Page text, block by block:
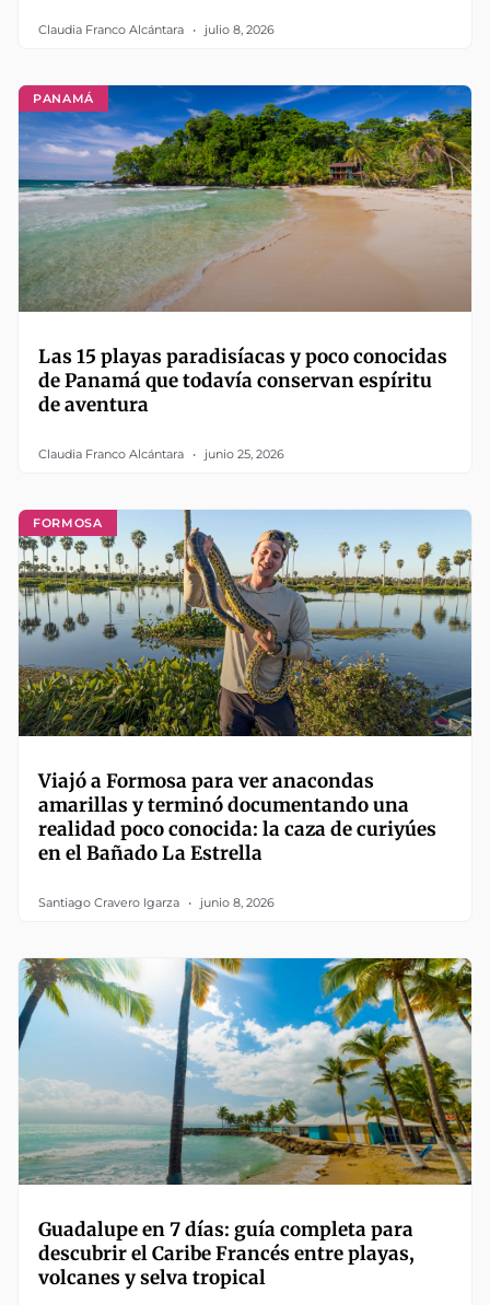
Claudia Franco Alcántara julio 8, 2026
PANAMÁ
Las 15 playas paradisíacas y poco conocidas
de Panamá que todavía conservan espíritu
de aventura
Claudia Franco Alcántara junio 25, 2026
FORMOSA
Viajó a Formosa para ver anacondas
amarillas y terminó documentando una
realidad poco conocida: la caza de curiyúes
en el Bañado La Estrella
Santiago Cravero Igarza junio 8, 2026
Guadalupe en 7 días: guía completa para
descubrir el Caribe Francés entre playas,
volcanes y selva tropical